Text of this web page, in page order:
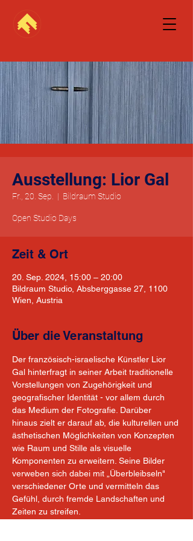
Ausstellung: Lior Gal
Fr., 20. Sep.
  |
Bildraum Studio
Open Studio Days
Zeit & Ort
20. Sep. 2024, 15:00 – 20:00
Bildraum Studio, Absberggasse 27, 1100
Wien, Austria
Über die Veranstaltung
Der französisch-israelische Künstler Lior
Gal hinterfragt in seiner Arbeit traditionelle
Vorstellungen von Zugehörigkeit und
geografischer Identität - vor allem durch
das Medium der Fotografie. Darüber
hinaus zielt er darauf ab, die kulturellen und
ästhetischen Möglichkeiten von Konzepten
wie Raum und Stille als visuelle
Komponenten zu erweitern. Seine Bilder
verweben sich dabei mit „Überbleibseln"
verschiedener Orte und vermitteln das
Gefühl, durch fremde Landschaften und
Zeiten zu streifen.